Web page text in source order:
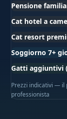
Pensione
Cat hotel a
Cat resort
Soggiorno 7+
Gatti aggiuntivi
Prezzi indicativi — il
professionista